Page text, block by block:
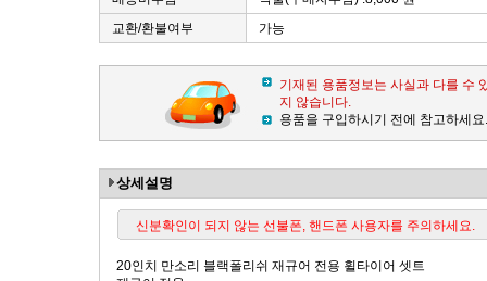
교환/환불여부
가능
기재된 용품정보는 사실과 다를 수
지 않습니다.
용품을 구입하시기 전에 참고하세
상세설명
신분확인이 되지 않는 선불폰, 핸드폰 사용자를 주의하세요.
20인치 만소리 블랙폴리쉬 재규어 전용 휠타이어 셋트